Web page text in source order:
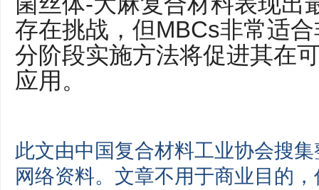
存在挑战，但MBCs非常适
分阶段实施方法将促进其在
应用。
此文由中国复合材料工业协会搜
网络资料。文章不用于商业目的